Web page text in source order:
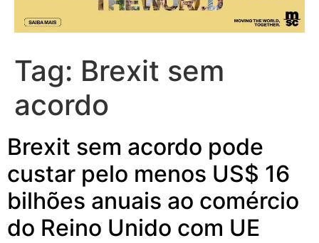
Tag: Brexit sem
acordo
Brexit sem acordo pode
custar pelo menos US$ 16
bilhões anuais ao comércio
do Reino Unido com UE